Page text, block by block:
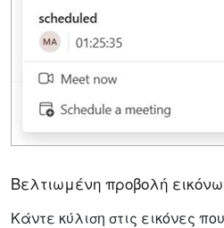
Βελτιωμένη προβολή
Κάντε κύλιση στις εικόνες